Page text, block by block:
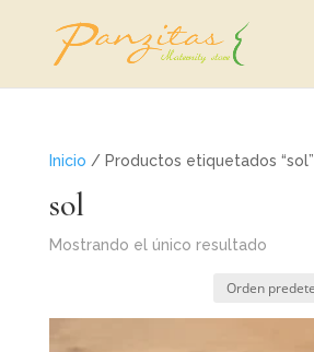
Inicio / Productos etiquetados “sol”
sol
Mostrando el único resultado